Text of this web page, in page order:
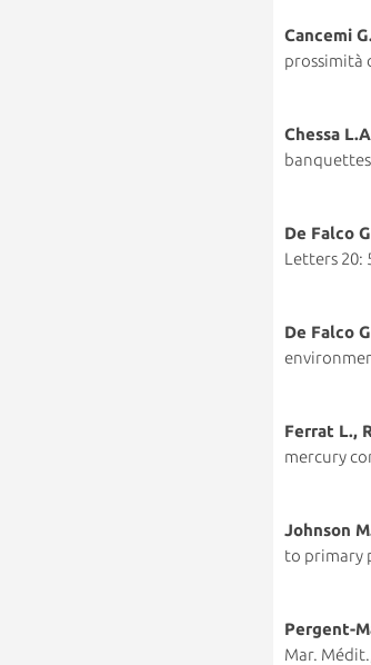
Cancemi
prossimità
Chessa
De Falco
Letters 20:
De Falco
Ferrat L.,
mercury
Johnson
to primary
Pergent-
Mar.